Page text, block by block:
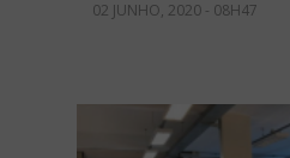
02 JUNHO, 2020 - 08H47